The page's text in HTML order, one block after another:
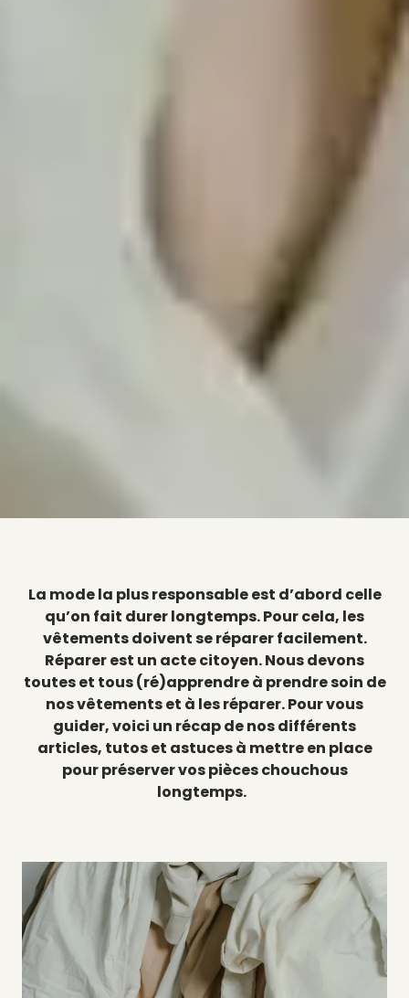
La mode la plus responsable est d’abord celle
qu’on fait durer longtemps. Pour cela, les
vêtements doivent se réparer facilement.
Réparer est un acte citoyen. Nous devons
toutes et tous (ré)apprendre à prendre soin de
nos vêtements et à les réparer. Pour vous
guider, voici un récap de nos différents
articles, tutos et astuces à mettre en place
pour préserver vos pièces chouchous
longtemps.